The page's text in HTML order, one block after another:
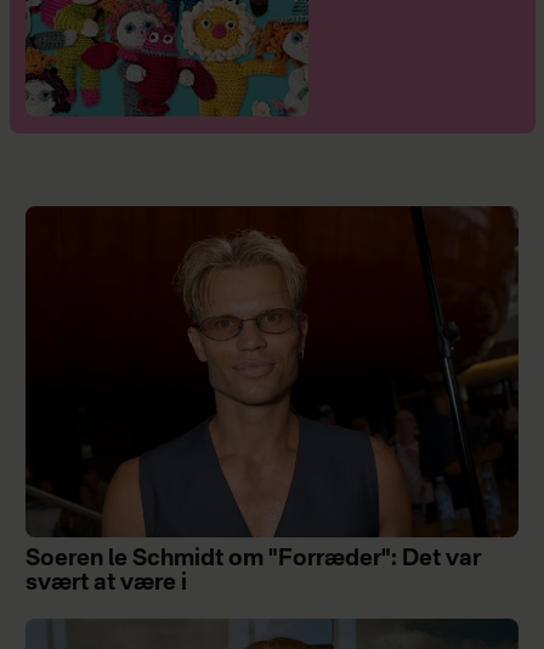
Soeren le Schmidt om "Forræder": Det var
svært at være i